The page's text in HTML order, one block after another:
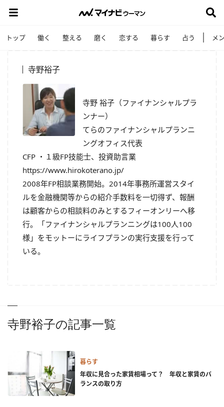
トップ 働く 整える 磨く 恋する 暮らす 占う メ
寺野裕子
寺野 裕子（ファイナンシャルプラ
ンナー）
てらのファイナンシャルプランニ
ングオフィス代表
CFP ・１級FP技能士、投資助言業
https://www.hirokoterano.jp/
2008年FP相談業務開始。2014年事務所運営スタイ
ルを金融機関等からの紹介手数料を一切得ず、報酬
は顧客からの相談料のみとするフィーオンリーへ移
行。「ファイナンシャルプランニングは100人100
様」をモットーにライフプランの実行支援を行って
いる。
寺野裕子の記事一覧
暮らす
年収に見合った家賃相場って？ 年収と家賃のバ
ランスの取り方